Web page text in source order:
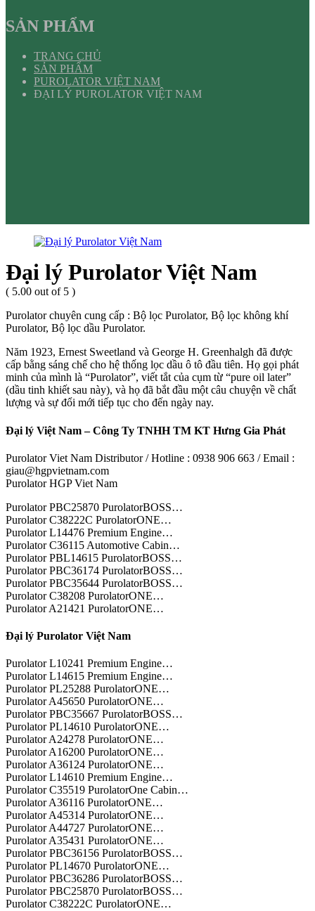
SẢN PHẨM
TRANG CHỦ
SẢN PHẨM
PUROLATOR VIỆT NAM
ĐẠI LÝ PUROLATOR VIỆT NAM
Đại lý Purolator Việt Nam
( 5.00 out of 5 )
Purolator chuyên cung cấp : Bộ lọc Purolator, Bộ lọc không khí
Purolator, Bộ lọc dầu Purolator.
Năm 1923, Ernest Sweetland và George H. Greenhalgh đã được
cấp bằng sáng chế cho hệ thống lọc dầu ô tô đầu tiên. Họ gọi phát
minh của mình là “Purolator”, viết tắt của cụm từ “pure oil later”
(dầu tinh khiết sau này), và họ đã bắt đầu một câu chuyện về chất
lượng và sự đổi mới tiếp tục cho đến ngày nay.
Đại lý Việt Nam – Công Ty TNHH TM KT Hưng Gia Phát
Purolator Viet Nam Distributor / Hotline : 0938 906 663 / Email :
giau@hgpvietnam.com
Purolator HGP Viet Nam
Purolator PBC25870 PurolatorBOSS…
Purolator C38222C PurolatorONE…
Purolator L14476 Premium Engine…
Purolator C36115 Automotive Cabin…
Purolator PBL14615 PurolatorBOSS…
Purolator PBC36174 PurolatorBOSS…
Purolator PBC35644 PurolatorBOSS…
Purolator C38208 PurolatorONE…
Purolator A21421 PurolatorONE…
Đại lý Purolator Việt Nam
Purolator L10241 Premium Engine…
Purolator L14615 Premium Engine…
Purolator PL25288 PurolatorONE…
Purolator A45650 PurolatorONE…
Purolator PBC35667 PurolatorBOSS…
Purolator PL14610 PurolatorONE…
Purolator A24278 PurolatorONE…
Purolator A16200 PurolatorONE…
Purolator A36124 PurolatorONE…
Purolator L14610 Premium Engine…
Purolator C35519 PurolatorOne Cabin…
Purolator A36116 PurolatorONE…
Purolator A45314 PurolatorONE…
Purolator A44727 PurolatorONE…
Purolator A35431 PurolatorONE…
Purolator PBC36156 PurolatorBOSS…
Purolator PL14670 PurolatorONE…
Purolator PBC36286 PurolatorBOSS…
Purolator PBC25870 PurolatorBOSS…
Purolator C38222C PurolatorONE…